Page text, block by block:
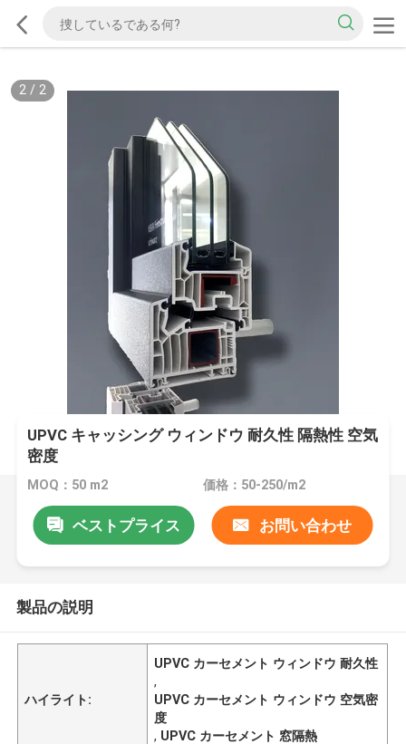
2/ 2
UPVC キャッシング ウィンドウ 耐久性 隔熱性 空気
密度
MOQ：50 m2 価格：50-250/m2
ベストプライス お問い合わせ
製品の説明
ハイライト:
UPVC カーセメント ウィンドウ 耐久性
,
UPVC カーセメント ウィンドウ 空気密
度
, UPVC カーセメント 窓隔熱